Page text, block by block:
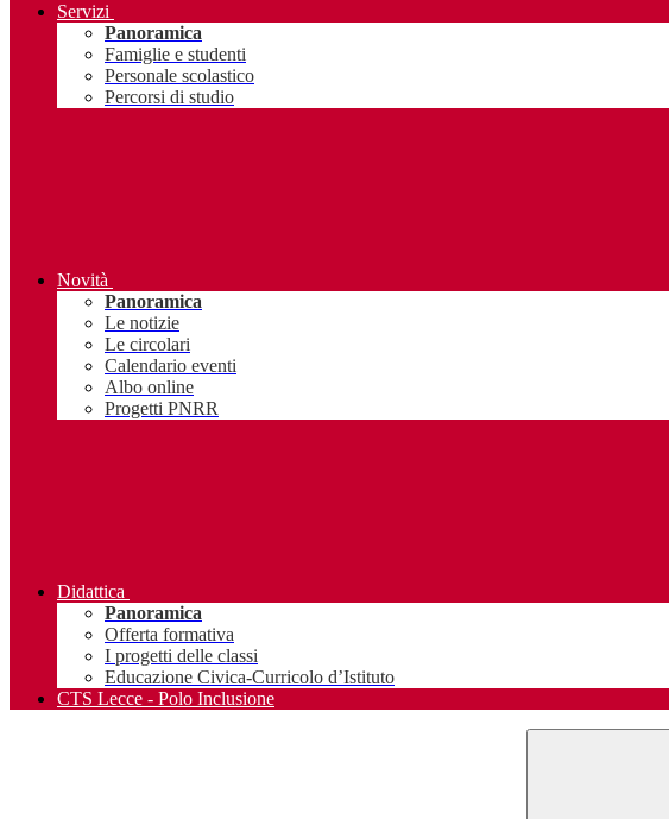
Servizi
Panoramica
Famiglie e studenti
Personale scolastico
Percorsi di studio
Novità
Panoramica
Le notizie
Le circolari
Calendario eventi
Albo online
Progetti PNRR
Didattica
Panoramica
Offerta formativa
I progetti delle classi
Educazione Civica-Curricolo d’Istituto
CTS Lecce - Polo Inclusione